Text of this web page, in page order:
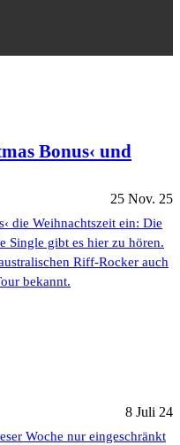
Bonus‹ und
25 Nov. 25
die Weihnachtszeit ein: Die
Single gibt es hier zu hören.
Riff-Rocker auch
bekannt.
8 Juli 24
Woche nur eingeschränkt